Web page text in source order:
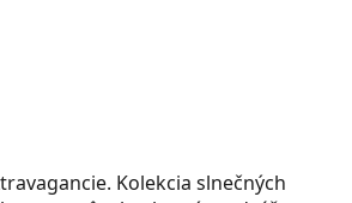
Kolekcia slnečných